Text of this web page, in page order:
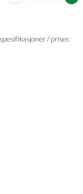
/ priser.